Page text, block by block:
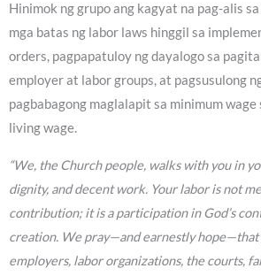
Hinimok ng grupo ang kagyat na pag-alis
mga batas ng labor laws hinggil sa
orders, pagpapatuloy ng dayalogo sa
employer at labor groups, at pagsusulong
pagbabagong maglalapit sa minimum
living wage.
“We, the Church people, walks with you in
dignity, and decent work. Your labor is not
contribution; it is a participation in God’s
creation. We pray—and earnestly hope—that
employers, labor organizations, the courts,